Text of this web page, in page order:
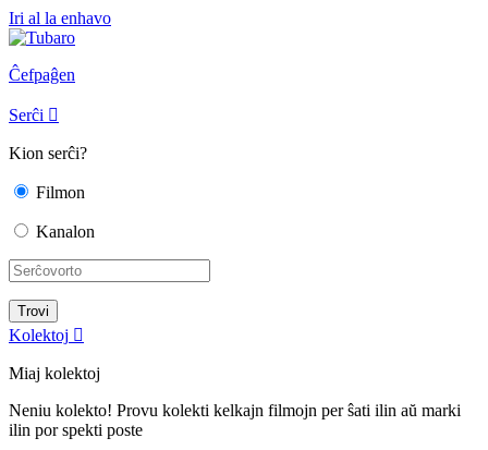
Iri al la enhavo
Ĉefpaĝen
Serĉi 
Kion serĉi?
Filmon
Kanalon
Kolektoj 
Miaj kolektoj
Neniu kolekto! Provu kolekti kelkajn filmojn per ŝati ilin aŭ marki
ilin por spekti poste